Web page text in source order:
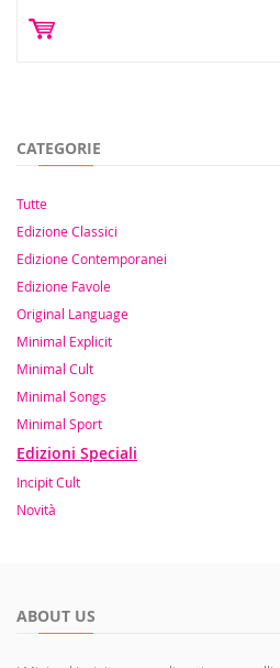
CATEGORIE
Tutte
Edizione Classici
Edizione Contemporanei
Edizione Favole
Original Language
Minimal Explicit
Minimal Cult
Minimal Songs
Minimal Sport
Edizioni Speciali
Incipit Cult
Novità
ABOUT US